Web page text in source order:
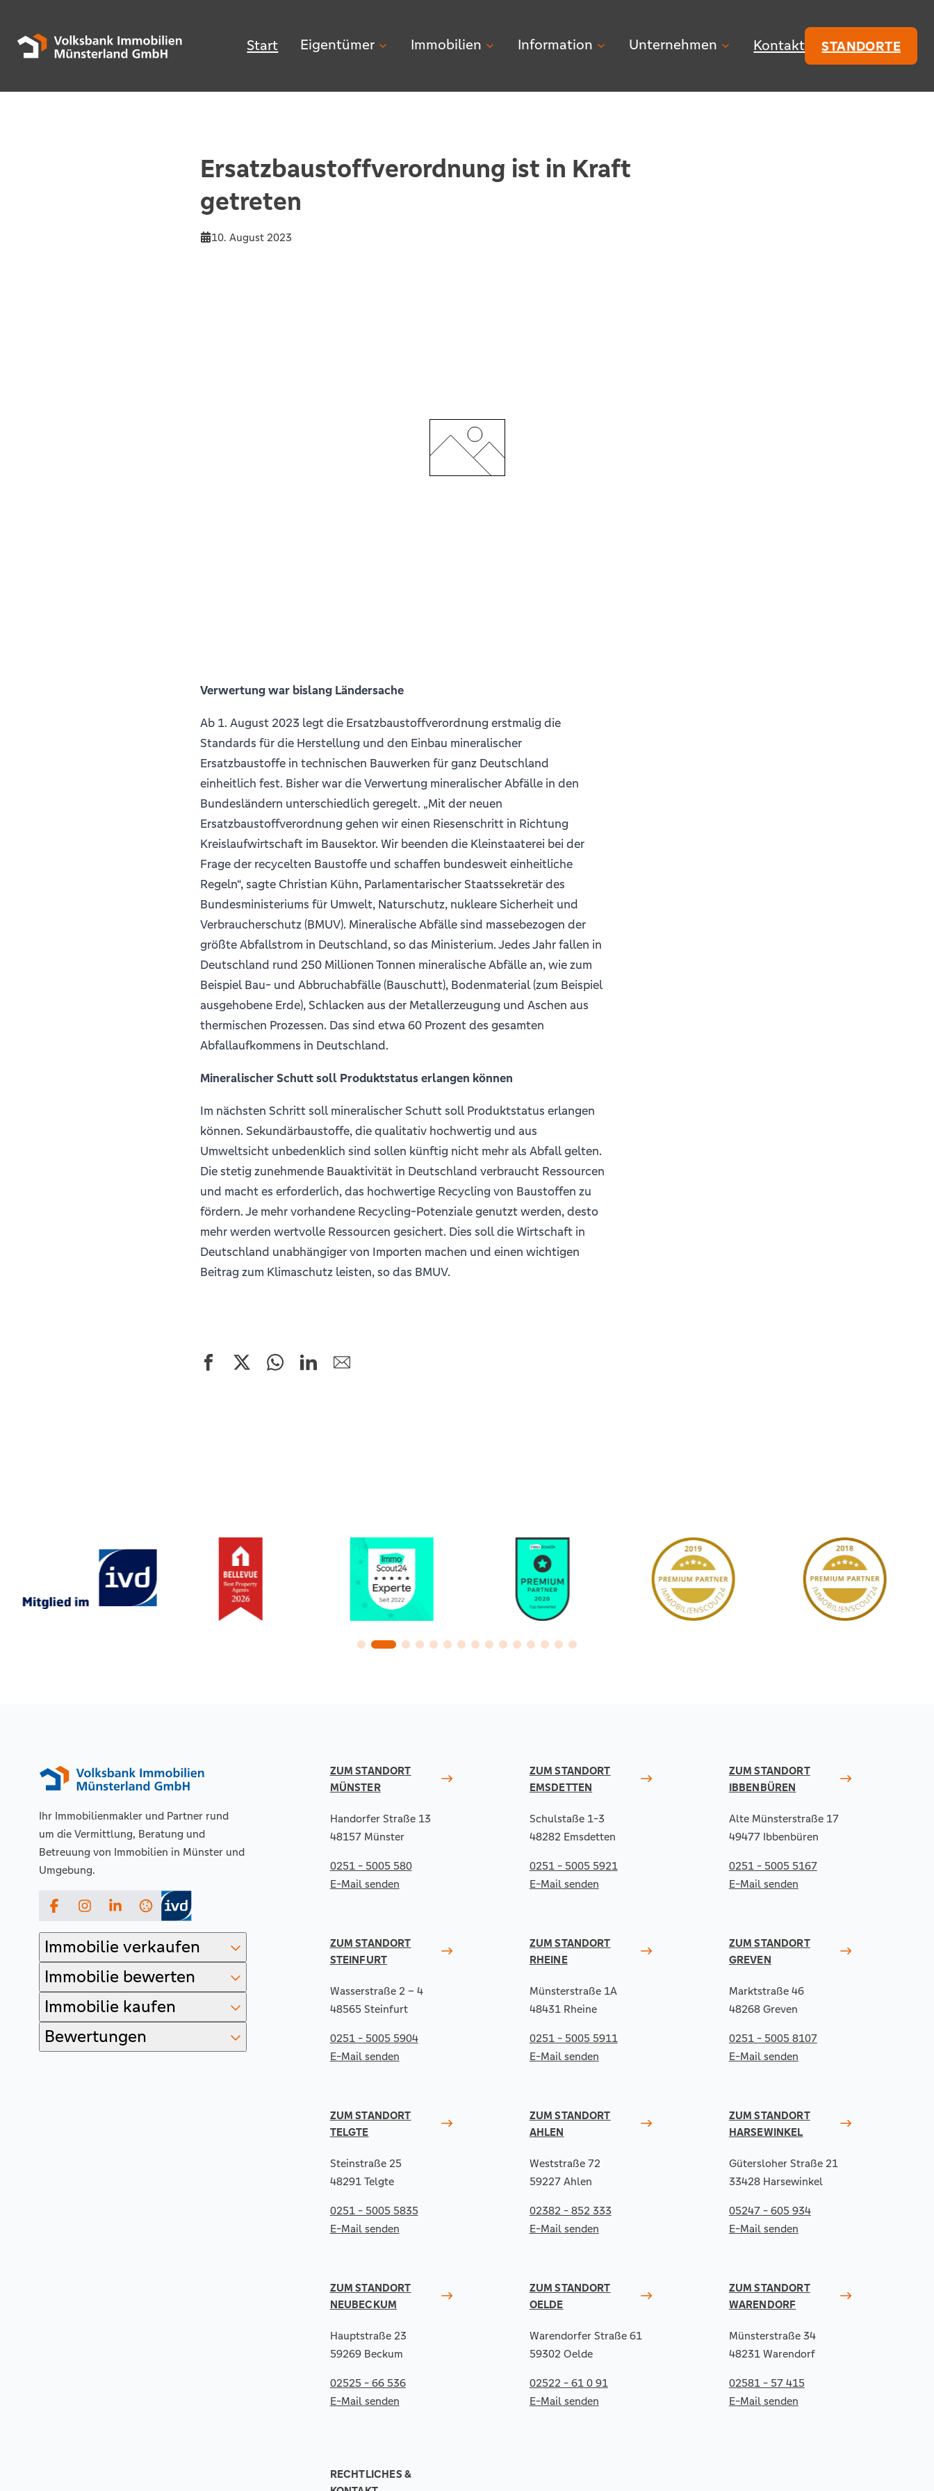
Start Eigentümer Immobilien Information Unternehmen Kontakt STANDORTE
Ersatzbaustoffverordnung ist in Kraft
getreten
10. August 2023
Verwertung war bislang Ländersache
Ab 1. August 2023 legt die Ersatzbaustoffverordnung erstmalig die
Standards für die Herstellung und den Einbau mineralischer
Ersatzbaustoffe in technischen Bauwerken für ganz Deutschland
einheitlich fest. Bisher war die Verwertung mineralischer Abfälle in den
Bundesländern unterschiedlich geregelt. „Mit der neuen
Ersatzbaustoffverordnung gehen wir einen Riesenschritt in Richtung
Kreislaufwirtschaft im Bausektor. Wir beenden die Kleinstaaterei bei der
Frage der recycelten Baustoffe und schaffen bundesweit einheitliche
Regeln“, sagte Christian Kühn, Parlamentarischer Staatssekretär des
Bundesministeriums für Umwelt, Naturschutz, nukleare Sicherheit und
Verbraucherschutz (BMUV). Mineralische Abfälle sind massebezogen der
größte Abfallstrom in Deutschland, so das Ministerium. Jedes Jahr fallen in
Deutschland rund 250 Millionen Tonnen mineralische Abfälle an, wie zum
Beispiel Bau- und Abbruchabfälle (Bauschutt), Bodenmaterial (zum Beispiel
ausgehobene Erde), Schlacken aus der Metallerzeugung und Aschen aus
thermischen Prozessen. Das sind etwa 60 Prozent des gesamten
Abfallaufkommens in Deutschland.
Mineralischer Schutt soll Produktstatus erlangen können
Im nächsten Schritt soll mineralischer Schutt soll Produktstatus erlangen
können. Sekundärbaustoffe, die qualitativ hochwertig und aus
Umweltsicht unbedenklich sind sollen künftig nicht mehr als Abfall gelten.
Die stetig zunehmende Bauaktivität in Deutschland verbraucht Ressourcen
und macht es erforderlich, das hochwertige Recycling von Baustoffen zu
fördern. Je mehr vorhandene Recycling-Potenziale genutzt werden, desto
mehr werden wertvolle Ressourcen gesichert. Dies soll die Wirtschaft in
Deutschland unabhängiger von Importen machen und einen wichtigen
Beitrag zum Klimaschutz leisten, so das BMUV.
Ihr Immobilienmakler und Partner rund
um die Vermittlung, Beratung und
Betreuung von Immobilien in Münster und
Umgebung.
FacebookInstagramLinkedIn
Immobilie verkaufen
Immobilie bewerten
Immobilie kaufen
Bewertungen
ZUM STANDORT
MÜNSTER
Handorfer Straße 13
48157 Münster
0251 - 5005 580
E-Mail senden
ZUM STANDORT
EMSDETTEN
Schulstaße 1-3
48282 Emsdetten
0251 - 5005 5921
E-Mail senden
ZUM STANDORT
IBBENBÜREN
Alte Münsterstraße 17
49477 Ibbenbüren
0251 - 5005 5167
E-Mail senden
ZUM STANDORT
STEINFURT
Wasserstraße 2 – 4
48565 Steinfurt
0251 - 5005 5904
E-Mail senden
ZUM STANDORT
RHEINE
Münsterstraße 1A
48431 Rheine
0251 - 5005 5911
E-Mail senden
ZUM STANDORT
GREVEN
Marktstraße 46
48268 Greven
0251 - 5005 8107
E-Mail senden
ZUM STANDORT
TELGTE
Steinstraße 25
48291 Telgte
0251 - 5005 5835
E-Mail senden
ZUM STANDORT
AHLEN
Weststraße 72
59227 Ahlen
02382 - 852 333
E-Mail senden
ZUM STANDORT
HARSEWINKEL
Gütersloher Straße 21
33428 Harsewinkel
05247 - 605 934
E-Mail senden
ZUM STANDORT
NEUBECKUM
Hauptstraße 23
59269 Beckum
02525 - 66 536
E-Mail senden
ZUM STANDORT
OELDE
Warendorfer Straße 61
59302 Oelde
02522 - 61 0 91
E-Mail senden
ZUM STANDORT
WARENDORF
Münsterstraße 34
48231 Warendorf
02581 - 57 415
E-Mail senden
RECHTLICHES &